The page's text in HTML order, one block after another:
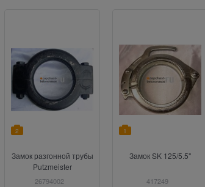
2
Замок разгонной трубы
Putzmeister
26794002
1
Замок SK 125/5.5"
417249